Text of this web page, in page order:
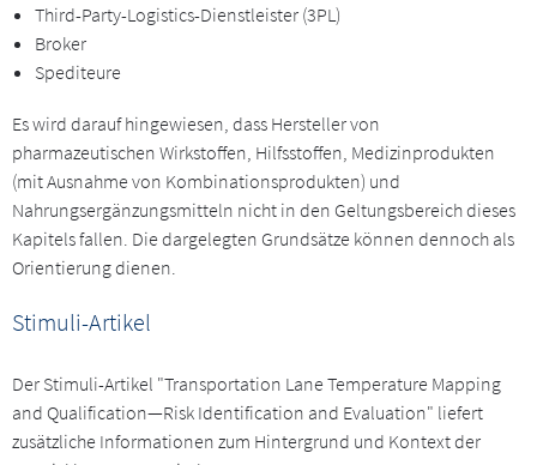
Third-Party-Logistics-Dienstleister (3PL)
Broker
Spediteure
Es wird darauf hingewiesen, dass Hersteller von
pharmazeutischen Wirkstoffen, Hilfsstoffen, Medizinprodukten
(mit Ausnahme von Kombinationsprodukten) und
Nahrungsergänzungsmitteln nicht in den Geltungsbereich dieses
Kapitels fallen. Die dargelegten Grundsätze können dennoch als
Orientierung dienen.
Stimuli-Artikel
Der Stimuli-Artikel "Transportation Lane Temperature Mapping
and Qualification—Risk Identification and Evaluation" liefert
zusätzliche Informationen zum Hintergrund und Kontext der